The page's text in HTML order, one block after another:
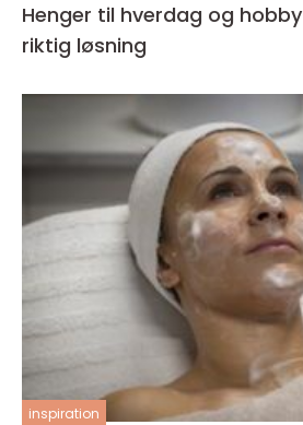
Henger til hverdag og hobby slik velger du
riktig løsning
inspiration